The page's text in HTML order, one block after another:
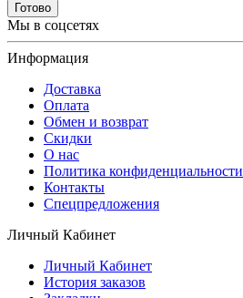
Готово
Мы в соцсетях
Информация
Доставка
Оплата
Обмен и возврат
Скидки
О нас
Политика конфиденциальности
Контакты
Спецпредложения
Личный Кабинет
Личный Кабинет
История заказов